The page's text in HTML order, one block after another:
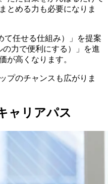
とめる力も必要になりま
て任せる仕組み）」を提案
力で便利にする）」を進
が高くなります。
プのチャンスも広がりま
ャリアパス